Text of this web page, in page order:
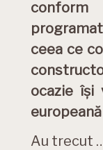
conform
ceea ce
ocazie își
Au trecut